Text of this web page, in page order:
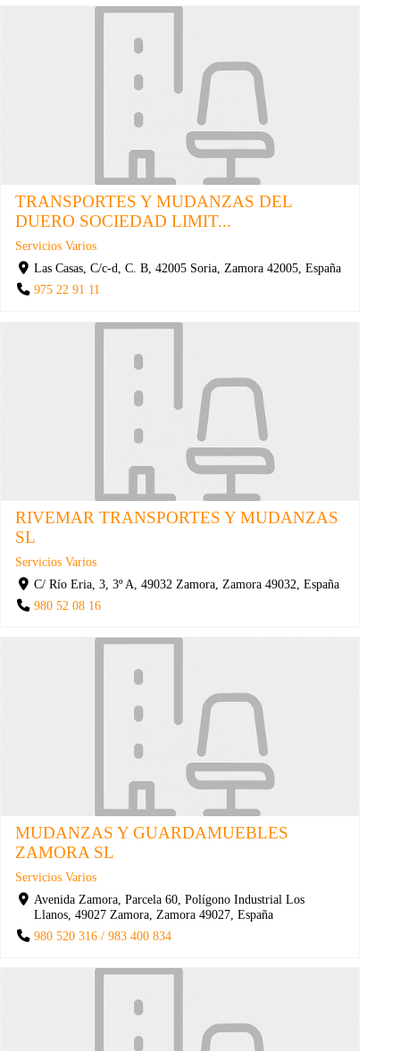
TRANSPORTES Y MUDANZAS DEL
DUERO SOCIEDAD LIMIT...
Servicios Varios
Las Casas, C/c-d, C. B, 42005 Soria, Zamora 42005, España
975 22 91 11
RIVEMAR TRANSPORTES Y MUDANZAS
SL
Servicios Varios
C/ Río Eria, 3, 3º A, 49032 Zamora, Zamora 49032, España
980 52 08 16
MUDANZAS Y GUARDAMUEBLES
ZAMORA SL
Servicios Varios
Avenida Zamora, Parcela 60, Polígono Industrial Los
Llanos, 49027 Zamora, Zamora 49027, España
980 520 316 / 983 400 834